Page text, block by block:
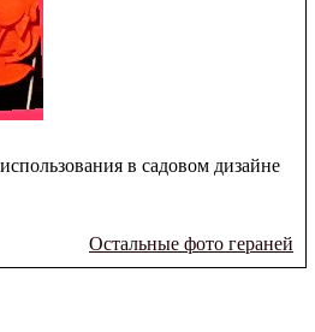
в садовом дизайне
Остальные фото гераней